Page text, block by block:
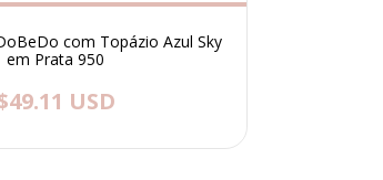
com Topázio Azul Sky
em Prata 950
USD